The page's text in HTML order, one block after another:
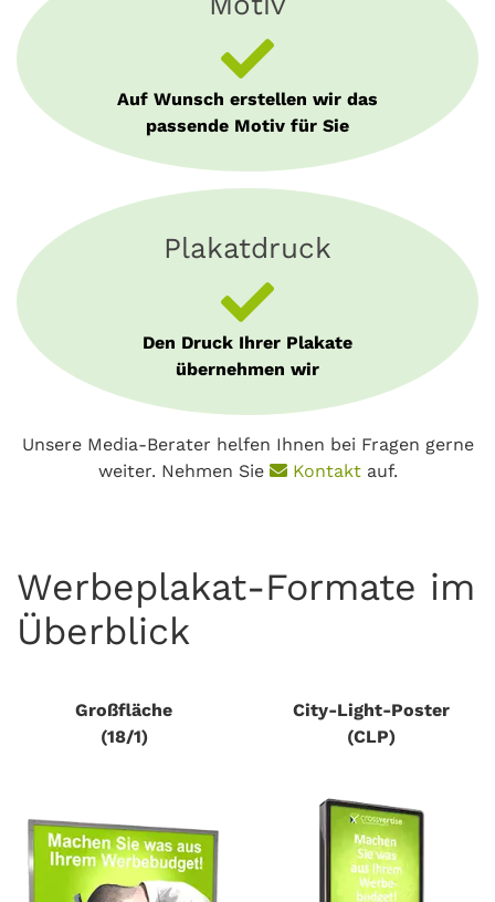
Auf Wunsch erstellen wir das
passende Motiv für Sie
Plakatdruck
Den Druck Ihrer Plakate
übernehmen wir
Unsere Media-Berater helfen Ihnen bei Fragen gerne
weiter. Nehmen Sie
Kontaktauf.
Werbeplakat-Formate im
Überblick
Großfläche
(18/1)
City-Light-Poster
(CLP)